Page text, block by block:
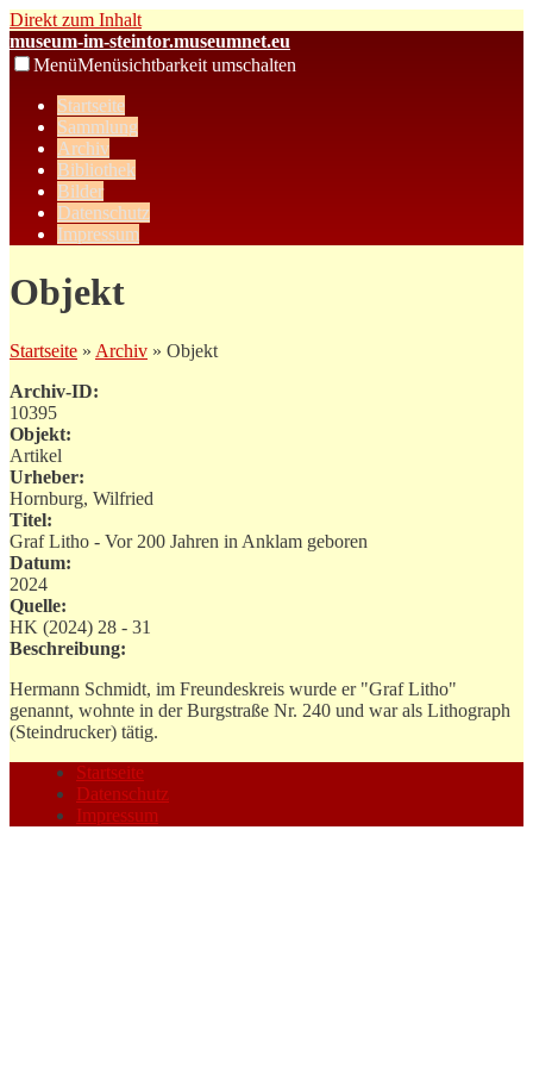
Direkt zum Inhalt
museum-im-steintor.museumnet.eu
MenüMenüsichtbarkeit umschalten
Startseite
Sammlung
Archiv
Bibliothek
Bilder
Datenschutz
Impressum
Objekt
Startseite » Archiv » Objekt
Archiv-ID:
10395
Objekt:
Artikel
Urheber:
Hornburg, Wilfried
Titel:
Graf Litho - Vor 200 Jahren in Anklam geboren
Datum:
2024
Quelle:
HK (2024) 28 - 31
Beschreibung:
Hermann Schmidt, im Freundeskreis wurde er "Graf Litho"
genannt, wohnte in der Burgstraße Nr. 240 und war als Lithograph
(Steindrucker) tätig.
Startseite
Datenschutz
Impressum